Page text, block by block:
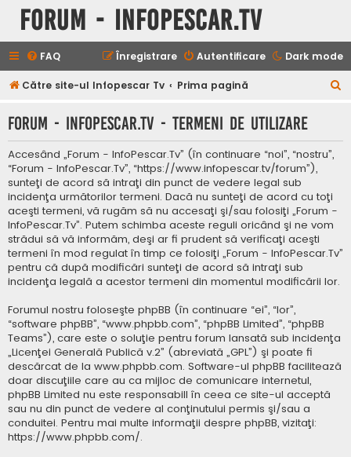
Forum - InfoPescar.Tv
Dark mode
FAQ Autentificare
Înregistrare
Către site-ul Infopescar Tv Prima pagină
t
Forum - InfoPescar.Tv - Termeni de utilizare
Accesând „Forum - InfoPescar.Tv” (în continuare “noi”, “nostru”,
“Forum - InfoPescar.Tv”, “https://www.infopescar.tv/forum”),
sunteţi de acord să intraţi din punct de vedere legal sub
incidenţa următorilor termeni. Dacă nu sunteţi de acord cu toţi
aceşti termeni, vă rugăm să nu accesaţi şi/sau folosiţi „Forum -
InfoPescar.Tv”. Putem schimba aceste reguli oricând şi ne vom
strădui să vă informăm, deşi ar fi prudent să verificaţi aceşti
termeni în mod regulat în timp ce folosiţi „Forum - InfoPescar.Tv”
pentru că după modificări sunteţi de acord să intraţi sub
incidenţa legală a acestor termeni din momentul modificării lor.
Forumul nostru foloseşte phpBB (în continuare “ei”, “lor”,
“software phpBB”, “www.phpbb.com”, “phpBB Limited”, “phpBB
Teams”), care este o soluţie pentru forum lansată sub incidenţa
„Licenţei Generală Publică v.2” (abreviată „GPL”) şi poate fi
descărcat de la www.phpbb.com. Software-ul phpBB facilitează
doar discuţiile care au ca mijloc de comunicare internetul,
phpBB Limited nu este responsabill în ceea ce site-ul acceptă
sau nu din punct de vedere al conţinutului permis şi/sau a
conduitei. Pentru mai multe informaţii despre phpBB, vizitaţi:
https://www.phpbb.com/.